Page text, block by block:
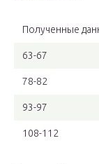
Полученные
63-67
78-82
93-97
108-112